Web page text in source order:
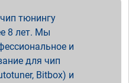
тюнингу
8 лет. Мы
и
для чип
Bitbox) и